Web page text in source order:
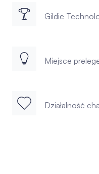
Gildie
Miejsce
Działalność